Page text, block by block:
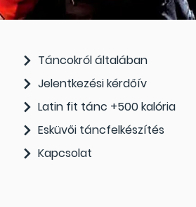
Táncokról általában
Jelentkezési kérdőív
Latin fit tánc +500 kalória
Esküvői táncfelkészítés
Kapcsolat